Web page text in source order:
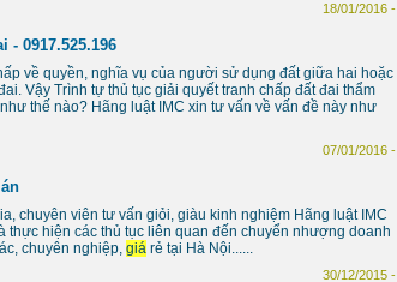
18/01/2016 -
0917.525.196
về quyền, nghĩa vụ của người sử dụng đất giữa hai hoặc
Vậy Trình tự thủ tục giải quyết tranh chấp đất đai thẩm
thế nào? Hãng luật IMC xin tư vấn về vấn đề này như
07/01/2016 -
chuyên viên tư vấn giỏi, giàu kinh nghiệm Hãng luật IMC
thực hiện các thủ tục liên quan đến chuyển nhượng doanh
chuyên nghiệp, giá rẻ tại Hà Nội......
30/12/2015 -